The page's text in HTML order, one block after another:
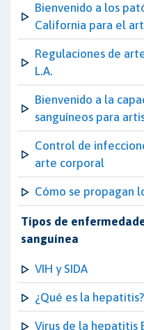
Bienvenido a los
California para el
Regulaciones de
L.A.
Bienvenido a la
sanguíneos para
Control de
arte corporal
Cómo se propagan
Tipos de
sanguínea
VIH y SIDA
¿Qué es la hepatitis?
Virus de la hepatitis